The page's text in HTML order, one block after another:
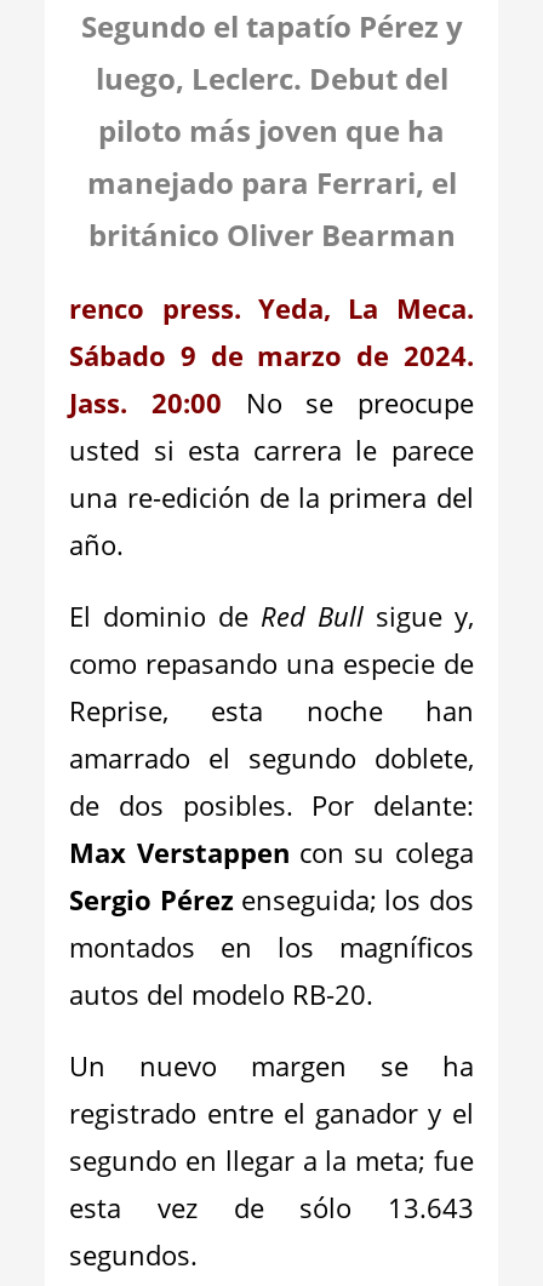
Segundo el tapatío Pérez y
luego, Leclerc. Debut del
piloto más joven que ha
manejado para Ferrari, el
británico Oliver Bearman
renco press. Yeda, La Meca.
Sábado 9 de marzo de 2024.
Jass. 20:00 No se preocupe
usted si esta carrera le parece
una re-edición de la primera del
año.
El dominio de Red Bullsigue y,
como repasando una especie de
Reprise, esta noche han
amarrado el segundo doblete,
de dos posibles. Por delante:
Max Verstappen con su colega
Sergio Pérez enseguida; los dos
montados en los magníficos
autos del modelo RB-20.
Un nuevo margen se ha
registrado entre el ganador y el
segundo en llegar a la meta; fue
esta vez de sólo 13.643
segundos.